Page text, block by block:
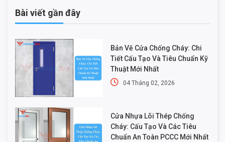
Bài viết gần đây
Bản Vẽ Cửa Chống Cháy: Chi
Tiết Cấu Tạo Và Tiêu Chuẩn Kỹ
Thuật Mới Nhất
04 Tháng 02, 2026
Cửa Nhựa Lõi Thép Chống
Cháy: Cấu Tạo Và Các Tiêu
Chuẩn An Toàn PCCC Mới Nhất